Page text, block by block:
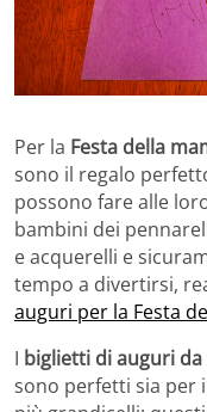
Per la Festa della
sono il regalo
possono fare alle
bambini dei
e acquerelli e
tempo a divertirsi,
auguri per la Festa
I biglietti di auguri
sono perfetti sia per